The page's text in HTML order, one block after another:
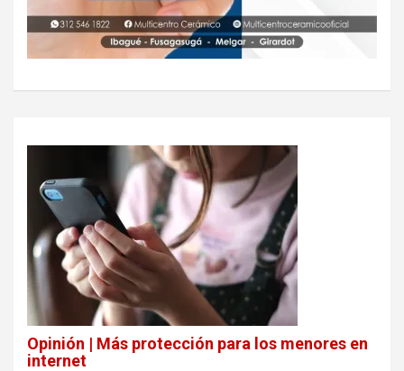
Opinión | Más protección para los menores en
internet